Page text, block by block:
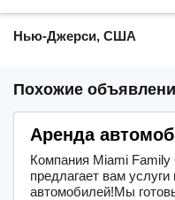
Нью-Джерси, США
Похожие
Аренда
Компания Miami Family
предлагает вам услуги
автомобилей!Мы